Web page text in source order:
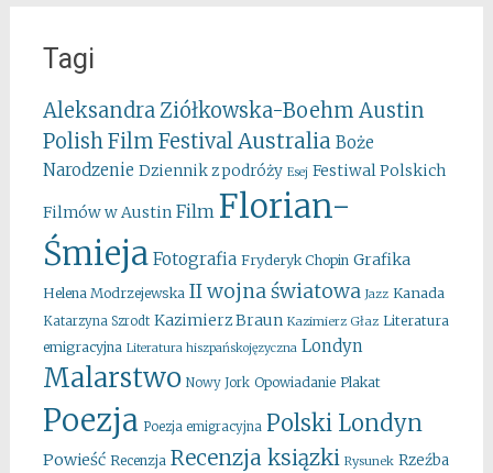
Tagi
Aleksandra Ziółkowska-Boehm Austin
Polish Film FestivalAustralia Boże
Narodzenie Dziennik z podróży Esej Festiwal Polskich
Filmów w Austin Film Florian-
Śmieja Fotografia Fryderyk Chopin Grafika
Helena Modrzejewska II wojna światowa Jazz Kanada
Katarzyna Szrodt Kazimierz Braun Kazimierz Głaz Literatura
emigracyjna Literatura hiszpańskojęzyczna Londyn
Malarstwo Nowy Jork Opowiadanie Plakat
Poezja Poezja emigracyjna Polski Londyn
Powieść Recenzja Recenzja ksiązki Rysunek Rzeźba